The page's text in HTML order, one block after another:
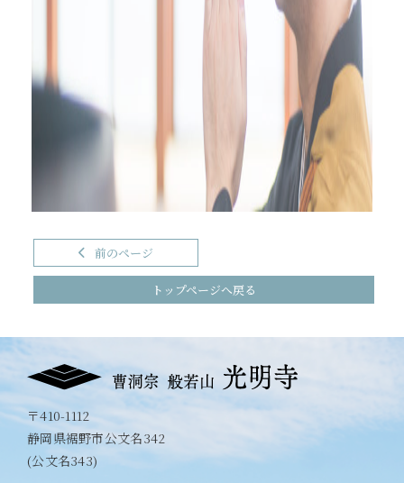
前のページ
トップページへ戻る
〒410-1112
静岡県裾野市公文名342
(公文名343)